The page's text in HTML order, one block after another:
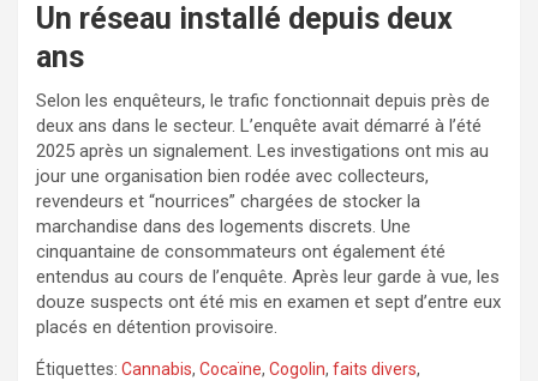
Un réseau installé depuis deux
ans
Selon les enquêteurs, le trafic fonctionnait depuis près de
deux ans dans le secteur. L’enquête avait démarré à l’été
2025 après un signalement. Les investigations ont mis au
jour une organisation bien rodée avec collecteurs,
revendeurs et “nourrices” chargées de stocker la
marchandise dans des logements discrets. Une
cinquantaine de consommateurs ont également été
entendus au cours de l’enquête. Après leur garde à vue, les
douze suspects ont été mis en examen et sept d’entre eux
placés en détention provisoire.
Étiquettes: Cannabis, Cocaïne, Cogolin, faits divers,